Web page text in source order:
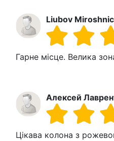
Liubov
Гарне місце. Велика
Алексей
Цікава колона з